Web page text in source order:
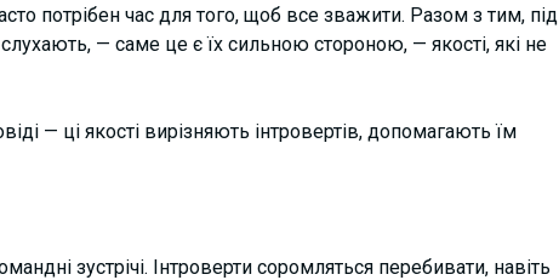
потрібен час для того, щоб все зважити. Разом з тим, під
— саме це є їх сильною стороною, — якості, які не
— ці якості вирізняють інтровертів, допомагають їм
зустрічі. Інтроверти соромляться перебивати, навіть